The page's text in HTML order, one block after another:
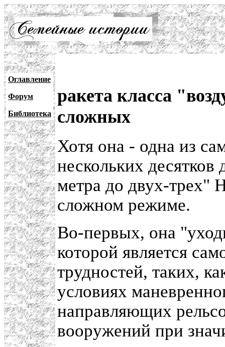
Оглавление
Форум
Библиотека
ракета класса
сложных
Хотя она - одна из
нескольких
метра до двух-трех"
сложном режиме.
Во-первых, она
которой является
трудностей, таких,
условиях
направляющих
вооружений при